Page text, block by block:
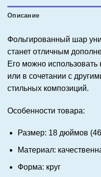
Описание
Фольгированный шар
станет отличным
Его можно использовать
или в сочетании с
стильных композиций.
Особенности товара:
Размер: 18 дюймов
Материал:
Форма: круг